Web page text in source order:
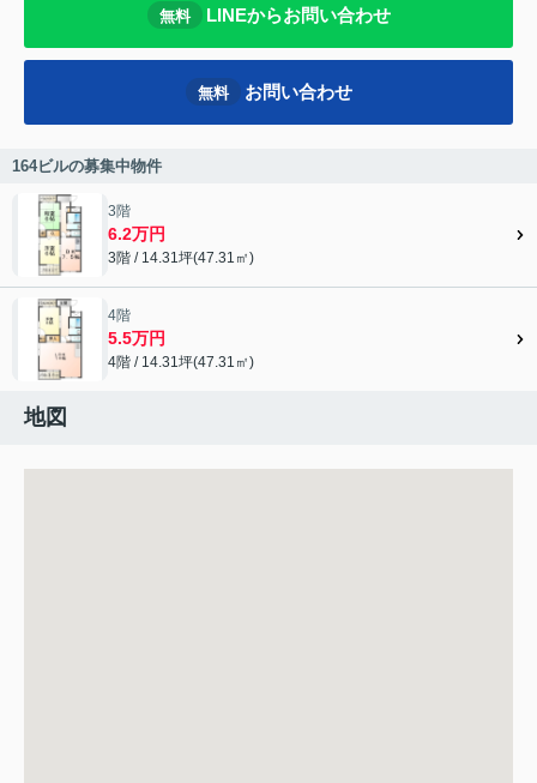
無料 LINEからお問い合わせ
無料 お問い合わせ
164ビルの募集中物件
3階
6.2万円
3階 / 14.31坪(47.31㎡)
4階
5.5万円
4階 / 14.31坪(47.31㎡)
地図